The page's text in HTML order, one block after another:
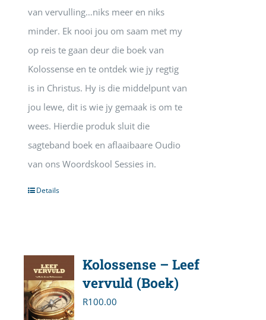
van vervulling…niks meer en niks
minder. Ek nooi jou om saam met my
op reis te gaan deur die boek van
Kolossense en te ontdek wie jy regtig
is in Christus. Hy is die middelpunt van
jou lewe, dit is wie jy gemaak is om te
wees. Hierdie produk sluit die
sagteband boek en aflaaibaare Oudio
van ons Woordskool Sessies in.
Details
Kolossense – Leef
vervuld (Boek)
R100.00